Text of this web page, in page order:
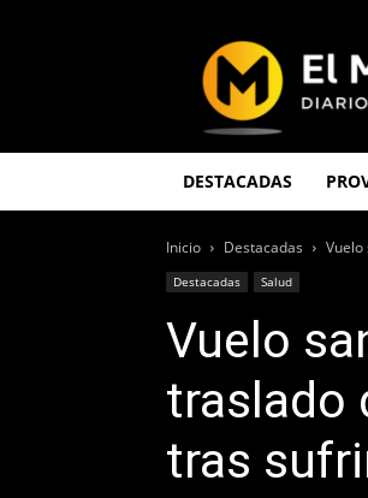
DESTACADAS
Inicio Destacadas
Destacadas Salud
Vuelo
traslado
tras